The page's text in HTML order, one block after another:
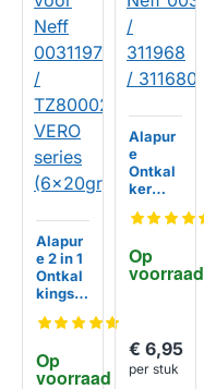
Op
voorraad
Alapur
e 2 in 1
Ontkal
kingsta
geschi
Neff
003119
Op
voorraad
Alapur
e
Ontkal
ker
kt voor
311968
/
€ 6,95
per stuk